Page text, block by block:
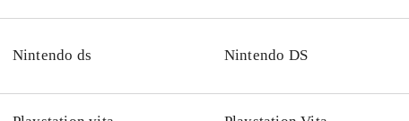
Nintendo ds Nintendo DS